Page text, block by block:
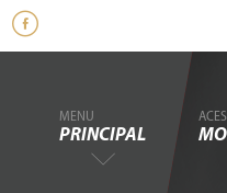
MENU
PRINCIPAL